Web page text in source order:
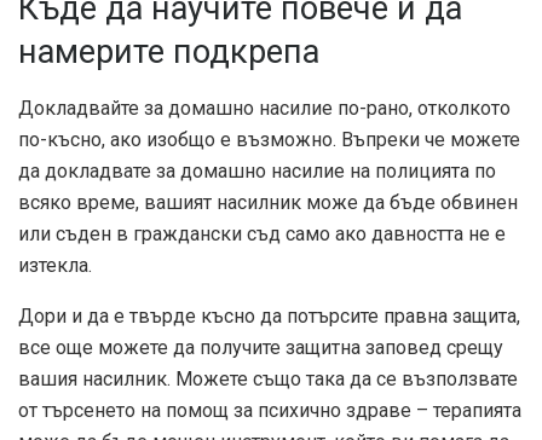
Къде да научите повече и да
намерите подкрепа
Докладвайте за домашно насилие по-рано, отколкото
по-късно, ако изобщо е възможно. Въпреки че можете
да докладвате за домашно насилие на полицията по
всяко време, вашият насилник може да бъде обвинен
или съден в граждански съд само ако давността не е
изтекла.
Дори и да е твърде късно да потърсите правна защита,
все още можете да получите защитна заповед срещу
вашия насилник. Можете също така да се възползвате
от търсенето на помощ за психично здраве – терапията